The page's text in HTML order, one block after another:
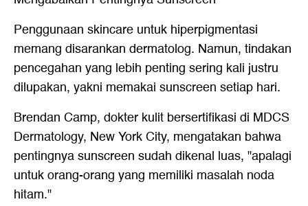
Penggunaan skincare untuk hiperpigmentasi
memang disarankan dermatolog. Namun, tindakan
pencegahan yang lebih penting sering kali justru
dilupakan, yakni memakai sunscreen setiap hari.
Brendan Camp, dokter kulit bersertifikasi di MDCS
Dermatology, New York City, mengatakan bahwa
pentingnya sunscreen sudah dikenal luas, "apalagi
untuk orang-orang yang memiliki masalah noda
hitam."